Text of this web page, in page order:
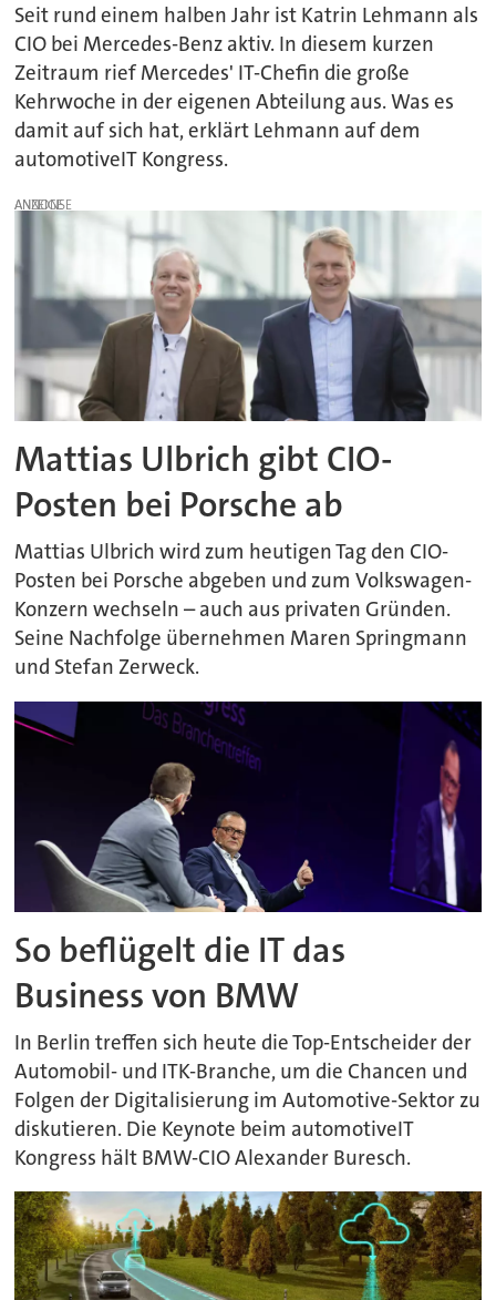
Seit rund einem halben Jahr ist Katrin Lehmann als
CIO bei Mercedes-Benz aktiv. In diesem kurzen
Zeitraum rief Mercedes' IT-Chefin die große
Kehrwoche in der eigenen Abteilung aus. Was es
damit auf sich hat, erklärt Lehmann auf dem
automotiveIT Kongress.
ANZEIGE
Mattias Ulbrich gibt CIO-
Posten bei Porsche ab
Mattias Ulbrich wird zum heutigen Tag den CIO-
Posten bei Porsche abgeben und zum Volkswagen-
Konzern wechseln – auch aus privaten Gründen.
Seine Nachfolge übernehmen Maren Springmann
und Stefan Zerweck.
So beflügelt die IT das
Business von BMW
In Berlin treffen sich heute die Top-Entscheider der
Automobil- und ITK-Branche, um die Chancen und
Folgen der Digitalisierung im Automotive-Sektor zu
diskutieren. Die Keynote beim automotiveIT
Kongress hält BMW-CIO Alexander Buresch.